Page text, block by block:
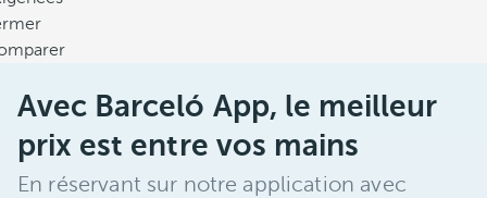
Avec Barceló App, le meilleur
prix est entre vos mains
En réservant sur notre application avec